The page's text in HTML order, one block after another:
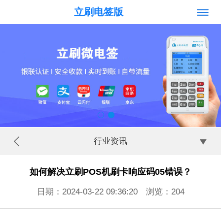
立刷电签版
行业资讯
如何解决立刷POS机刷卡响应码05错误？
日期：2024-03-22 09:36:20 浏览： 204